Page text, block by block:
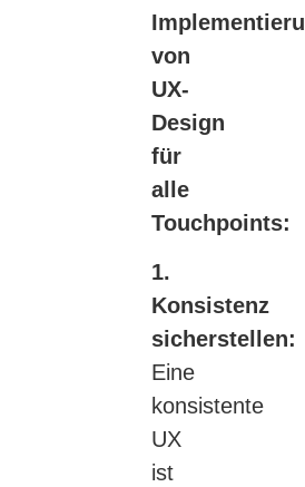
von
UX-
Design
für
alle
Touchpoints:
1.
Konsistenz
sicherstellen:
Eine
konsistente
UX
ist